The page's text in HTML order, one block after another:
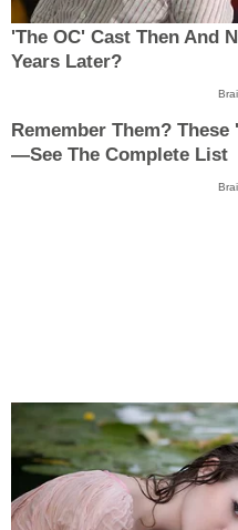
'The OC' Cast Then And
Years Later?
Remember Them?
—See The Complete List